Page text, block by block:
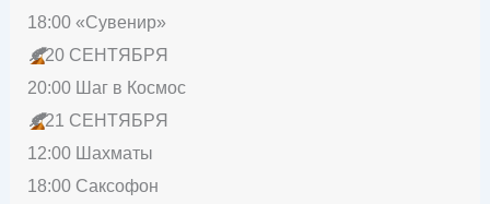
18:00 «Сувенир»
🍂20 СЕНТЯБРЯ
20:00 Шаг в Космос
🍂21 СЕНТЯБРЯ
12:00 Шахматы
18:00 Саксофон